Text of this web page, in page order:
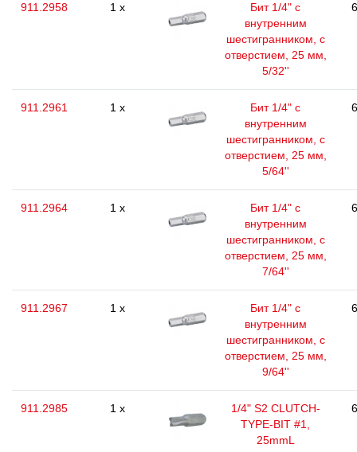
911.2958 1 x
Бит 1/4" с
внутренним
шестигранником, с
отверстием, 25 мм,
5/32''
911.2961 1 x
Бит 1/4" с
внутренним
шестигранником, с
отверстием, 25 мм,
5/64''
911.2964 1 x
Бит 1/4" с
внутренним
шестигранником, с
отверстием, 25 мм,
7/64''
911.2967 1 x
Бит 1/4" с
внутренним
шестигранником, с
отверстием, 25 мм,
9/64''
911.2985 1 x
1/4" S2 CLUTCH-
TYPE-BIT #1,
25mmL